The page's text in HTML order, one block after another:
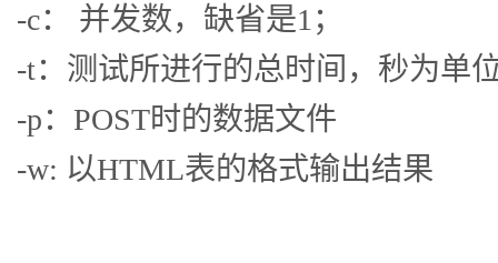
-c： 并发数，缺省是1；
-t：测试所进行的总时间，秒为单
-p：POST时的数据文件
-w: 以HTML表的格式输出结果